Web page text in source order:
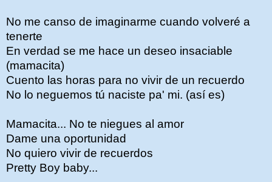
No me canso de imaginarme cuando volveré a
tenerte
En verdad se me hace un deseo insaciable
(mamacita)
Cuento las horas para no vivir de un recuerdo
No lo neguemos tú naciste pa' mi. (así es)
Mamacita... No te niegues al amor
Dame una oportunidad
No quiero vivir de recuerdos
Pretty Boy baby...